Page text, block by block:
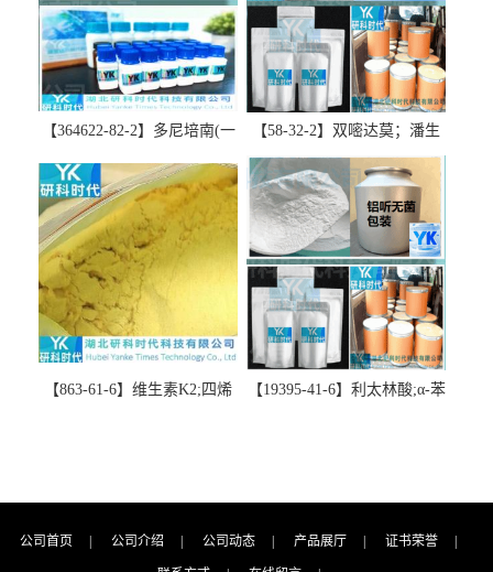
【364622-82-2】多尼培南(一
精品科研试剂-湖北研科时代
科技-“研”无止境;“科”学创
新！支持三方验证；支持定
制；检测图谱；MSDS等技术
支持！
【58-32-2】双嘧达莫；潘生
丁-精品科研试剂-湖北研科时
代科技-“研”无止境;“科”学创
新！支持三方验证；支持定
制；检测图谱；MSDS等技术
支持！
【863-61-6】维生素K2;四烯
方验证 -业务咨询联系-王菲
【19395-41-6】利太林酸;α-苯
持三方验证；支持定制；检
公司首页 公司介绍 公司动态 产品展厅 证书荣誉